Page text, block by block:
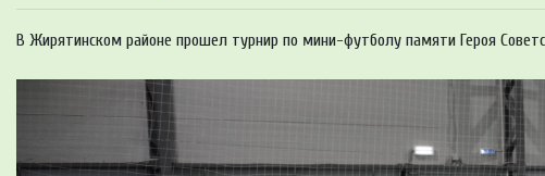
В Жирятинском районе прошел турнир по мини-футболу памяти Героя